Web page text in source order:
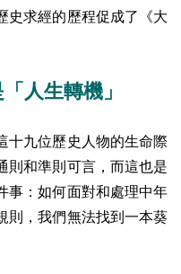
史求經的歷程促成了《大
人生轉機」
十九位歷史人物的生命際
則和準則可言，而這也是
事：如何面對和處理中年
則，我們無法找到一本葵